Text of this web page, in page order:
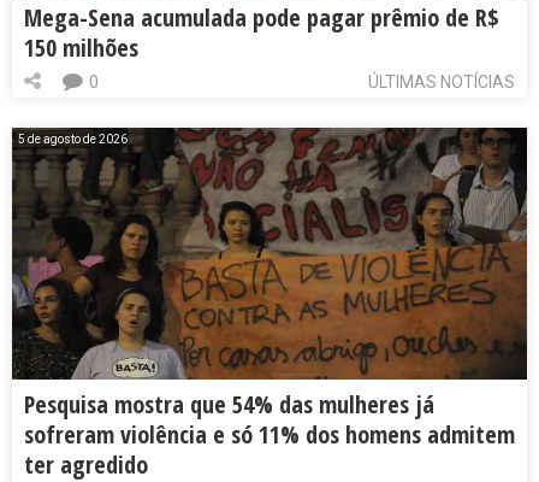
Mega-Sena acumulada pode pagar prêmio de R$
150 milhões
ÚLTIMAS NOTÍCIAS
0
5 de agosto de 2026
Pesquisa mostra que 54% das mulheres já
sofreram violência e só 11% dos homens admitem
ter agredido